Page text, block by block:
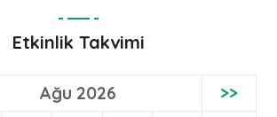
Etkinlik Takvimi
Ağu 2026 >>